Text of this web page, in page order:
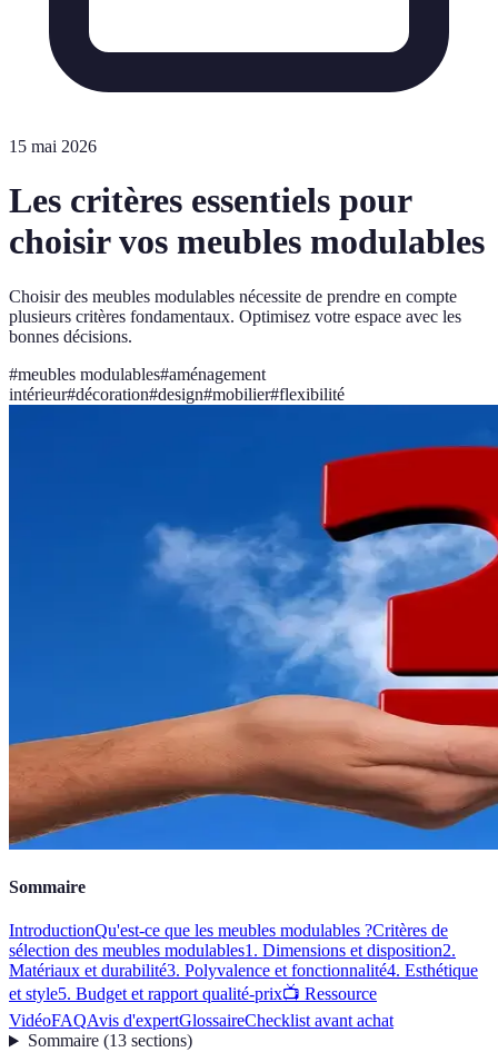
15 mai 2026
Les critères essentiels pour
choisir vos meubles modulables
Choisir des meubles modulables nécessite de prendre en compte
plusieurs critères fondamentaux. Optimisez votre espace avec les
bonnes décisions.
#meubles modulables#aménagement
intérieur#décoration#design#mobilier#flexibilité
Sommaire
IntroductionQu'est-ce que les meubles modulables ?Critères de
sélection des meubles modulables1. Dimensions et disposition2.
Matériaux et durabilité3. Polyvalence et fonctionnalité4. Esthétique
et style5. Budget et rapport qualité-prix📺 Ressource
VidéoFAQAvis d'expertGlossaireChecklist avant achat
Sommaire(13 sections)